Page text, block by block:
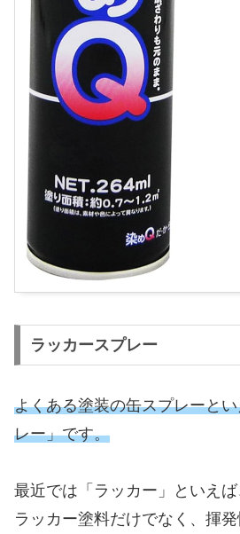
ラッカースプレー
よくある塗装の缶スプレーと
レー」です。
最近では「ラッカー」といえ
ラッカー塗料だけでなく、揮